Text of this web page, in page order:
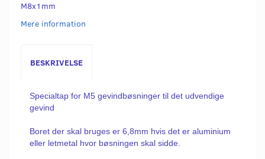
M8x1mm
Mere information
BESKRIVELSE
Specialtap for M5 gevindbøsninger til det udvendige
gevind
Boret der skal bruges er 6,8mm hvis det er aluminium
eller letmetal hvor bøsningen skal sidde.